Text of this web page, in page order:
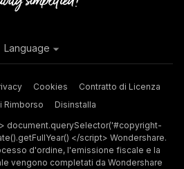
Cookies
Contratto di Licenza
Rimborso
Disinstalla
document.querySelector('#copyright-
</script> Wondershare.
d'ordine, l'emissione fiscale e la
vengono completati da Wondershare
Language